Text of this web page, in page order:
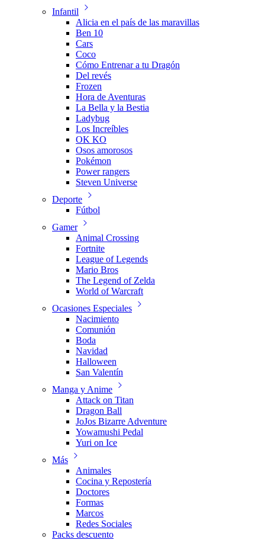
Infantil
Alicia en el país de las maravillas
Ben 10
Cars
Coco
Cómo Entrenar a tu Dragón
Del revés
Frozen
Hora de Aventuras
La Bella y la Bestia
Ladybug
Los Increíbles
OK KO
Osos amorosos
Pokémon
Power rangers
Steven Universe
Deporte
Fútbol
Gamer
Animal Crossing
Fortnite
League of Legends
Mario Bros
The Legend of Zelda
World of Warcraft
Ocasiones Especiales
Nacimiento
Comunión
Boda
Navidad
Halloween
San Valentín
Manga y Anime
Attack on Titan
Dragon Ball
JoJos Bizarre Adventure
Yowamushi Pedal
Yuri on Ice
Más
Animales
Cocina y Repostería
Doctores
Formas
Marcos
Redes Sociales
Packs descuento